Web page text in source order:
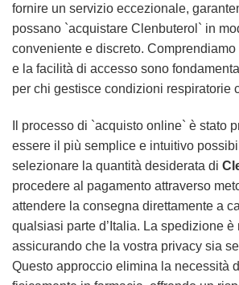
fornire un servizio eccezionale,
possano `acquistare Clenbuterol` in
conveniente e discreto.
e la facilità di accesso sono
per chi gestisce condizioni respiratorie
Il processo di `acquisto online` è stato
essere il più semplice e intuitivo
selezionare la quantità desiderata di
procedere al pagamento attraverso
attendere la consegna direttamente a
qualsiasi parte d’Italia. La spedizione è
assicurando che la vostra privacy sia
Questo approccio elimina la necessità